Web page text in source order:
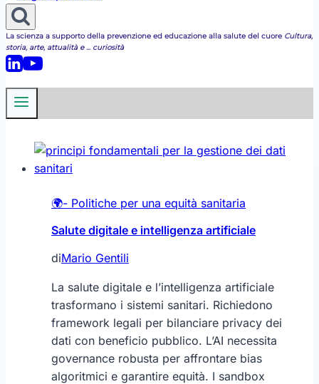
La scienza a supporto della prevenzione ed educazione alla salute del cuore Cultura,
storia, arte, attualità e ... curiosità
🌍- Politiche per una equità sanitaria
Salute digitale e intelligenza artificiale
diMario Gentili
La salute digitale e l’intelligenza artificiale
trasformano i sistemi sanitari. Richiedono
framework legali per bilanciare privacy dei
dati con beneficio pubblico. L’AI necessita
governance robusta per affrontare bias
algoritmici e garantire equità. I sandbox